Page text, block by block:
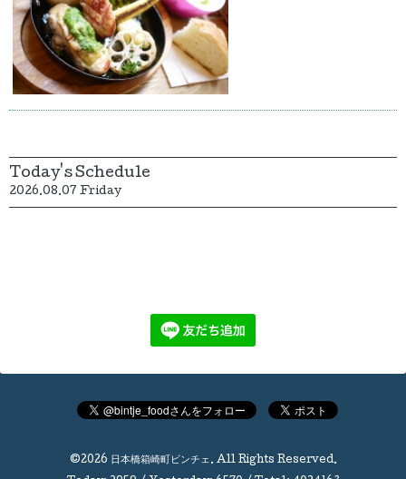
Today's Schedule
2026.08.07 Friday
©2026 日本橋箱崎町ビンチェ. All Rights Reserved.